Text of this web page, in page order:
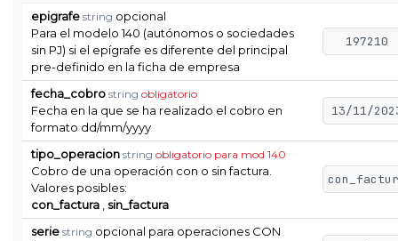
epigrafe string opcional
Para el modelo 140 (autónomos o sociedades
sin PJ) si el epígrafe es diferente del principal
pre-definido en la ficha de empresa
197210
fecha_cobro string obligatorio
Fecha en la que se ha realizado el cobro en
formato dd/mm/yyyy
13/11/
tipo_operacion string obligatorio para mod 140
Cobro de una operación con o sin factura.
Valores posibles:
con_factura
sin_factura
serie string opcional para operaciones CON